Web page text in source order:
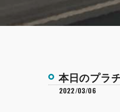
本日のプラ
2022/03/06